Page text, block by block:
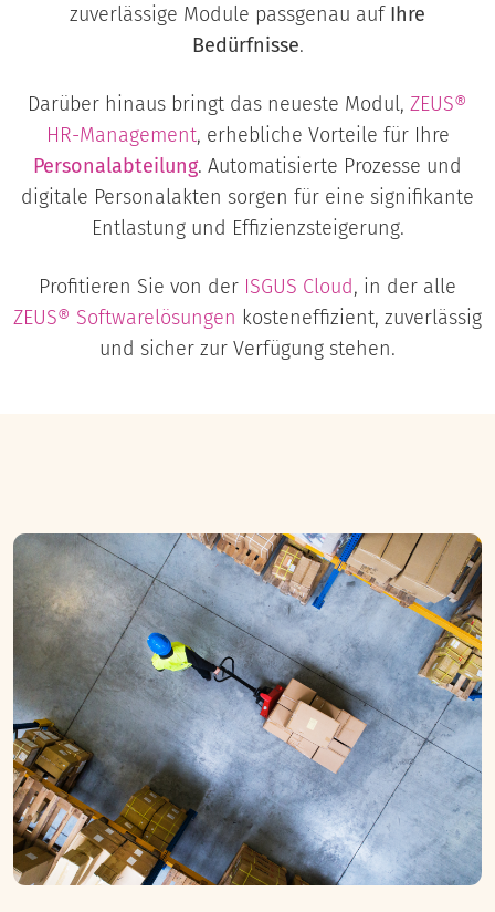
zuverlässige Module passgenau aufIhre
Bedürfnisse.
Darüber hinaus bringt das neueste Modul, ZEUS®
HR-Management, erhebliche Vorteile für Ihre
Personalabteilung. Automatisierte Prozesse und
digitale Personalakten sorgen für eine signifikante
Entlastung und Effizienzsteigerung.
Profitieren Sie von der ISGUS Cloud, in der alle
ZEUS® Softwarelösungen kosteneffizient, zuverlässig
und sicher zur Verfügung stehen.